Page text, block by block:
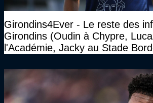
Girondins4Ever - Le reste des
Girondins (Oudin à Chypre,
l'Académie, Jacky au Stade